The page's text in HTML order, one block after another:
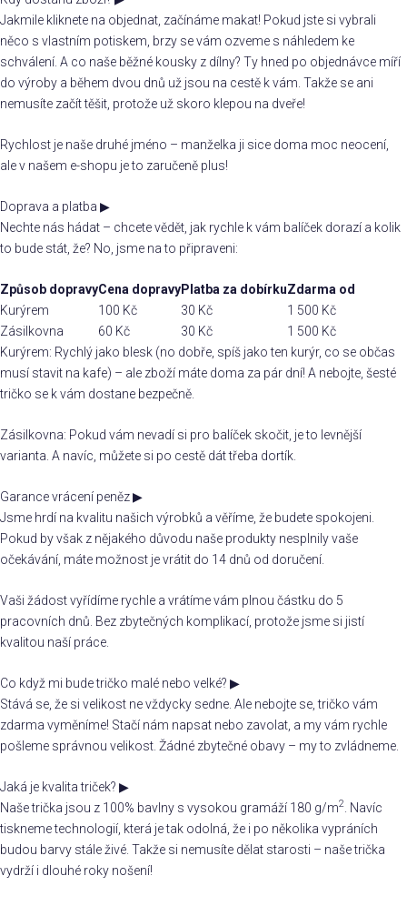
Jakmile kliknete na objednat, začínáme makat! Pokud jste si vybrali
něco s vlastním potiskem, brzy se vám ozveme s náhledem ke
schválení. A co naše běžné kousky z dílny? Ty hned po objednávce míří
do výroby a během dvou dnů už jsou na cestě k vám. Takže se ani
nemusíte začít těšit, protože už skoro klepou na dveře!
Rychlost je naše druhé jméno – manželka ji sice doma moc neocení,
ale v našem e-shopu je to zaručeně plus!
Doprava a platba ▶
Nechte nás hádat – chcete vědět, jak rychle k vám balíček dorazí a kolik
to bude stát, že? No, jsme na to připraveni:
Způsob dopravyCena dopravyPlatba za dobírkuZdarma od
Kurýrem
100 Kč 30 Kč
1 500 Kč
Zásilkovna
60 Kč 30 Kč
1 500 Kč
Kurýrem: Rychlý jako blesk (no dobře, spíš jako ten kurýr, co se občas
musí stavit na kafe) – ale zboží máte doma za pár dní! A nebojte, šesté
tričko se k vám dostane bezpečně.
Zásilkovna: Pokud vám nevadí si pro balíček skočit, je to levnější
varianta. A navíc, můžete si po cestě dát třeba dortík.
Garance vrácení peněz▶
Jsme hrdí na kvalitu našich výrobků a věříme, že budete spokojeni.
Pokud by však z nějakého důvodu naše produkty nesplnily vaše
očekávání, máte možnost je vrátit do 14 dnů od doručení.
Vaši žádost vyřídíme rychle a vrátíme vám plnou částku do 5
pracovních dnů. Bez zbytečných komplikací, protože jsme si jistí
kvalitou naší práce.
Co když mi bude tričko malé nebo velké? ▶
Stává se, že si velikost ne vždycky sedne. Ale nebojte se, tričko vám
zdarma vyměníme! Stačí nám napsat nebo zavolat, a my vám rychle
pošleme správnou velikost. Žádné zbytečné obavy – my to zvládneme.
Jaká je kvalita triček? ▶
Naše trička jsou z 100% bavlny s vysokou gramáží 180 g/m2
. Navíc
tiskneme technologií, která je tak odolná, že i po několika vypráních
budou barvy stále živé. Takže si nemusíte dělat starosti – naše trička
vydrží i dlouhé roky nošení!